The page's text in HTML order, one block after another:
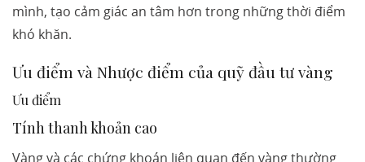
mình, tạo cảm giác an tâm hơn trong những thời điểm
khó khăn.
Ưu điểm và Nhược điểm của quỹ đầu tư vàng
Ưu điểm
Tính thanh khoản cao
Vàng và các chứng khoán liên quan đến vàng thường